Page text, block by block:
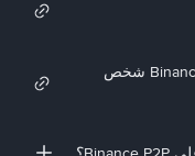
كيف تضيف طرق دفع جديدة على Binance شخص